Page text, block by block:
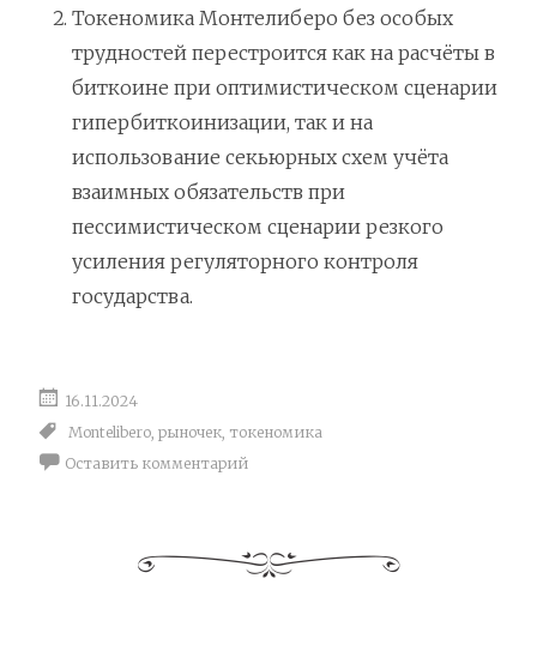
Токеномика Монтелиберо без особых
трудностей перестроится как на расчёты в
биткоине при оптимистическом сценарии
гипербиткоинизации, так и на
использование секьюрных схем учёта
взаимных обязательств при
пессимистическом сценарии резкого
усиления регуляторного контроля
государства.
16.11.2024
Montelibero рыночек токеномика
Оставить комментарий